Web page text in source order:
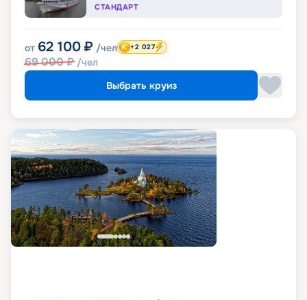
СТАНДАРТ
от 62 100 ₽ /чел
69 000₽ /чел
+2 027
Выбрать круиз